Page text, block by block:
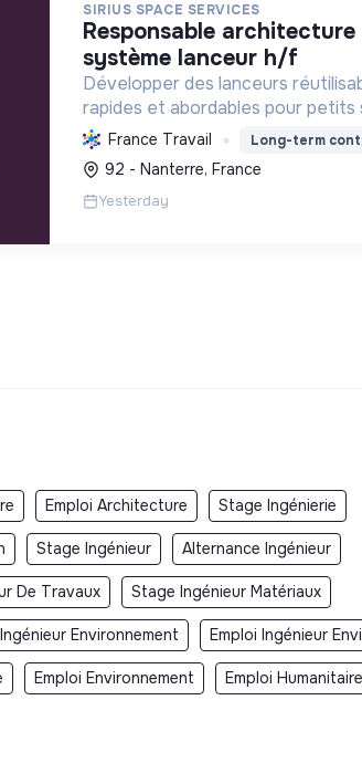
SIRIUS SPACE SERVICES
responsable architecture
système lanceur h/f
Développer des lanceurs
rapides et abordables pour petits
réduisant débris, empreinte
coûts, favorisant un accès à
durable et utile.
France Travail Long-term
92 - Nanterre, France
Yesterday
Emploi Architecture Stage Ingénierie
Stage Ingénieur Alternance Ingénieur
De Travaux Stage Ingénieur Matériaux
Environnement Emploi Ingénieur
Emploi Environnement Emploi Humanitaire